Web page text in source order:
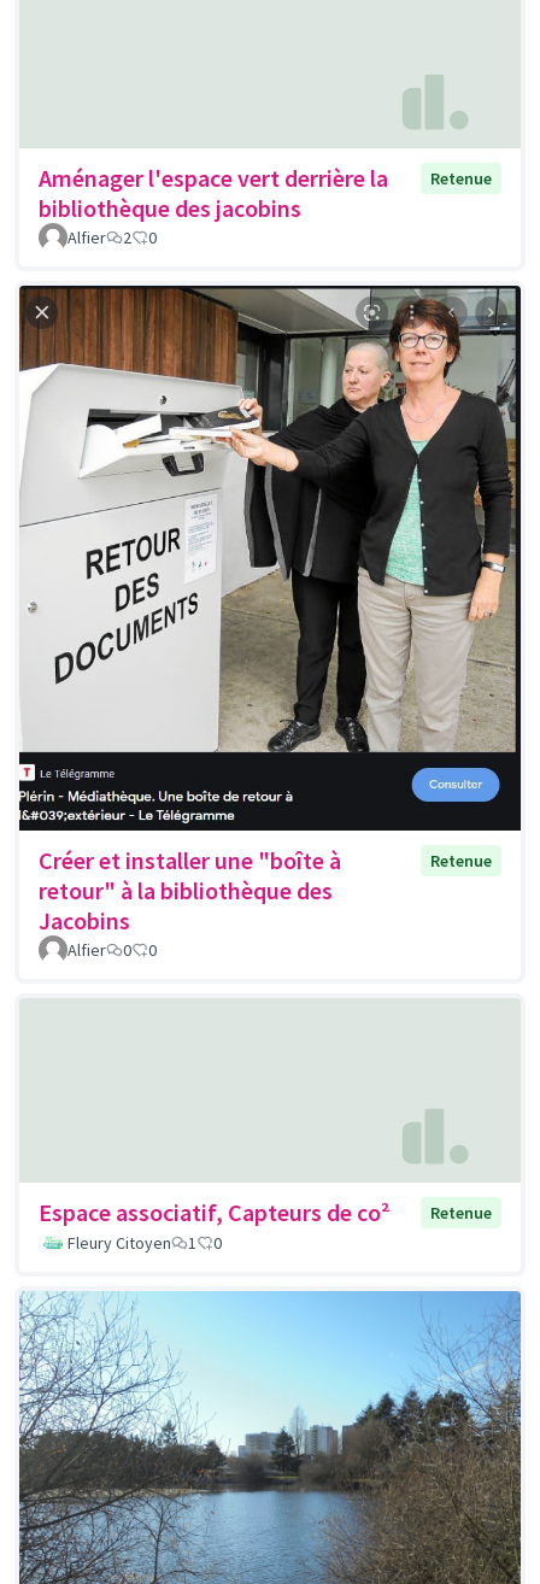
Aménager l'espace vert derrière la
bibliothèque des jacobins
Retenue
Alfier 2 0
Créer et installer une "boîte à
retour" à la bibliothèque des
Jacobins
Retenue
Alfier 0 0
Espace associatif, Capteurs de co²
Retenue
Fleury Citoyen
1 0